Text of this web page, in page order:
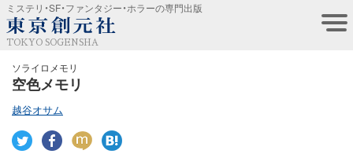
ミステリ・SF・ファンタジー・ホラーの専門出版
TOKYO SOGENSHA
ソライロメモリ
空色メモリ
越谷オサム